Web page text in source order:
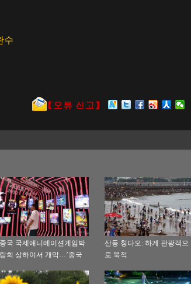
수
중국 국제애니메이션게임박
람회 상하이서 개막…’중국
산둥 칭다오: 하계 관광객으
로 북적